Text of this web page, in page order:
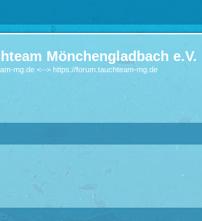
Mönchengladbach e.V.
mg.de <--> https://forum.tauchteam-mg.de